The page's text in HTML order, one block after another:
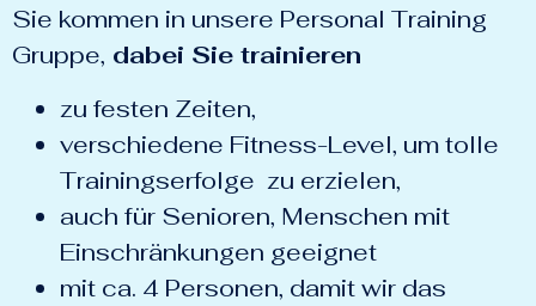
Sie kommen in unsere Personal Training
Gruppe, dabei Sie trainieren
zu festen Zeiten,
verschiedene Fitness-Level, um tolle
Trainingserfolge zu erzielen,
auch für Senioren, Menschen mit
Einschränkungen geeignet
mit ca. 4 Personen, damit wir das